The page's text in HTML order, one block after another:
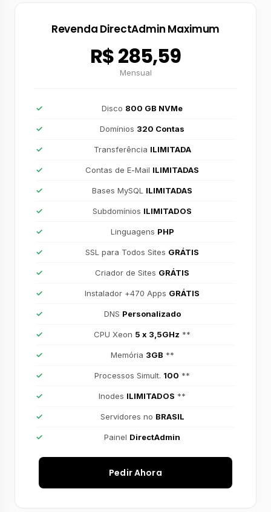
Revenda DirectAdmin Maximum
R$ 285,59
Mensual
Disco 800 GB NVMe
Domínios 320 Contas
Transferência ILIMITADA
Contas de E-Mail ILIMITADAS
Bases MySQL ILIMITADAS
Subdomínios ILIMITADOS
Linguagens PHP
SSL para Todos Sites GRÁTIS
Criador de Sites GRÁTIS
Instalador +470 Apps GRÁTIS
DNS Personalizado
CPU Xeon 5 x 3,5GHz **
Memória 3GB **
Processos Simult. 100 **
Inodes ILIMITADOS **
Servidores no BRASIL
Painel DirectAdmin
Pedir Ahora